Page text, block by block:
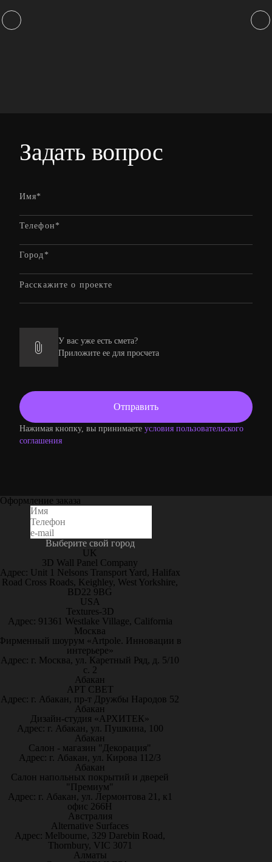
Задать вопрос
У вас уже есть смета?
Приложите ее для просчета
Нажимая кнопку, вы принимаете условия пользовательского
соглашения
Оформление заказа
Выберите свой город
UK
3D Wall Panel Company
Адрес: Unit 1 Nelsons Transport Yard, Halifax
Road Cross Roads, Keighley, West Yorkshire,
BD22 9BG
USA
Textures-3D
Адрес: 91361 Westlake Village, California
Москва
шоурум «Artpole. Инновации в
интерьере»
Адрес: г. Москва, ул. Каретный Ряд, д. 5/10
с. 2
Абакан
АРТ СВЕТ
Адрес: г. Абакан, пр-т Дружбы Народов 52
Абакан
Дизайн-студия «АРХИТЕК»
Адрес: г. Абакан, ул. Пушкина, 100
Абакан
Салон - магазин "Декорация"
Адрес: г. Абакан, ул. Кирова 112/3
Абакан
Салон напольных покрытий и дверей
"Премиум"
Адрес: г. Абакан, ул. Лермонтова 21, к1
офис 266Н
Австралия
Alternative Surfaces
Адрес: Melbourne, 329 Darebin Road,
Thornbury, VIC 3071
Алматы